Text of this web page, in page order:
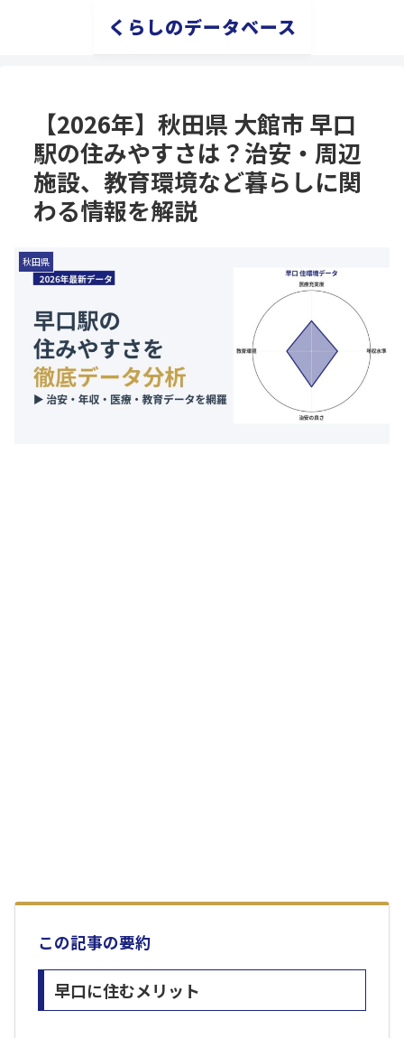
くらしのデータベース
【2026年】秋田県 大館市 早口
駅の住みやすさは？治安・周辺
施設、教育環境など暮らしに関
わる情報を解説
秋田県
この記事の要約
早口に住むメリット